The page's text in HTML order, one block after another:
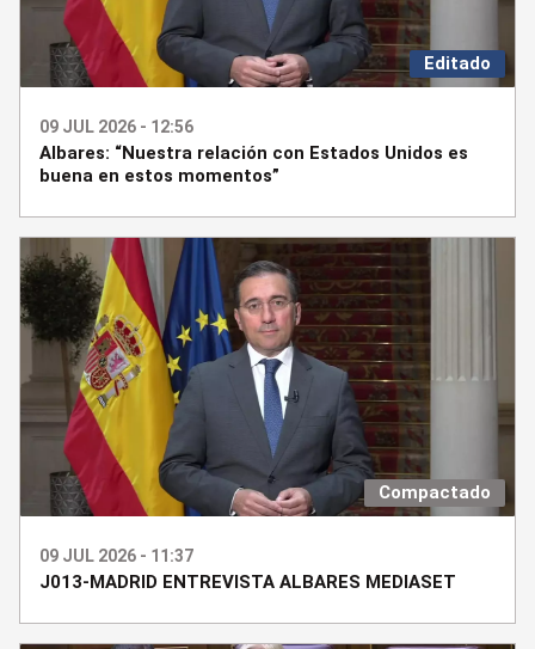
Editado
09 JUL 2026 - 12:56
Albares: “Nuestra relación con Estados Unidos es
buena en estos momentos”
Compactado
09 JUL 2026 - 11:37
J013-MADRID ENTREVISTA ALBARES MEDIASET